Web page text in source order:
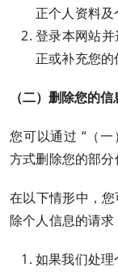
正个人资料及
登录本网站
正或补充您的
（二）删除您的信
您可以通过 “（
方式删除您的部分
在以下情形中，
除个人信息的请求
如果我们处理